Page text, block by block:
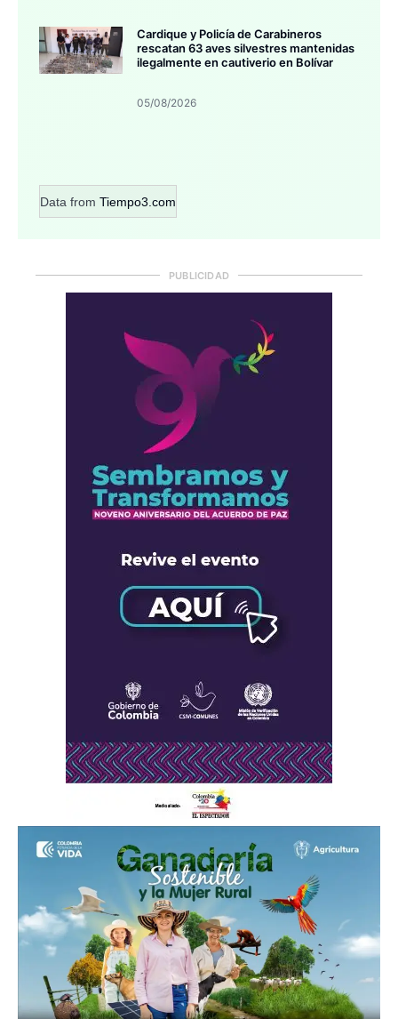
Cardique y Policía de Carabineros
rescatan 63 aves silvestres mantenidas
ilegalmente en cautiverio en Bolívar
05/08/2026
Data from Tiempo3.com
PUBLICIDAD